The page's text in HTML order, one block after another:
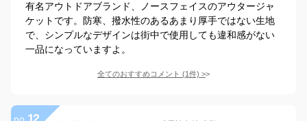
有名アウトドアブランド、ノースフェイスのアウタージャ
ケットです。防寒、撥水性のあるあまり厚手ではない生地
で、シンプルなデザインは街中で使用しても違和感がない
一品になっていますよ。
全てのおすすめコメント (1件) >
12